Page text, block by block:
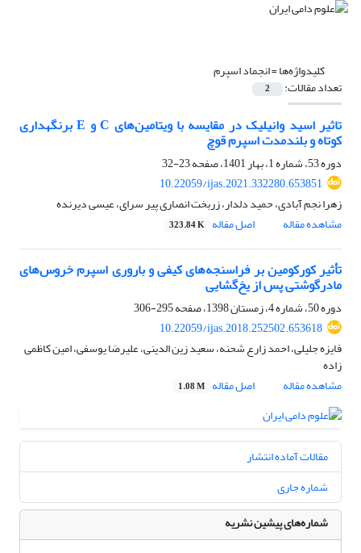
کلیدواژه‌ها =انجماد اسپرم
تعداد مقالات: 2
تاثیر اسید وانیلیک در مقایسه با ویتامین‌های ‏C‏ و ‏E‏ برنگهداری
کوتاه و بلندمدت اسپرم قوچ
دوره 53، شماره 1، بهار 1401، صفحه
23-32
10.22059/ijas.2021.332280.653851
زهرا نجم آبادی، حمید دلدار، زربخت انصاری پیر سرای، عیسی دیرنده
مشاهده مقاله
اصل مقاله 323.84 K
تأثیر کورکومین بر فراسنجه‌های کیفی و باروری اسپرم خروس‌های
مادرگوشتی پس از یخ‌گشایی
دوره 50، شماره 4، زمستان 1398، صفحه
295-306
10.22059/ijas.2018.252502.653618
فایزه جلیلی، احمد زارع شحنه، سعید زین الدینی، علیرضا یوسفی، امین کاظمی
زاده
مشاهده مقاله
اصل مقاله 1.08 M
مقالات آماده انتشار
شماره جاری
شماره‌های پیشین نشریه